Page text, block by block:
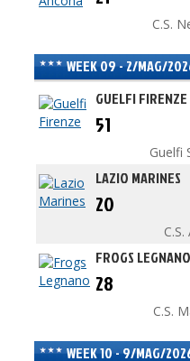
C.S.
WEEK 09 - 2/MAG/
GUELFI FIRENZE
51
Guelfi
LAZIO MARINES
20
FROGS LEGNANO
28
C.S.
WEEK 10 - 9/MAG/